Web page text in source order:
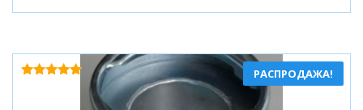
РАСПРОДАЖА!